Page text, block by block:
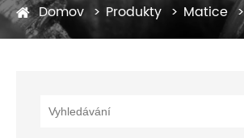
Domov Produkty Matice